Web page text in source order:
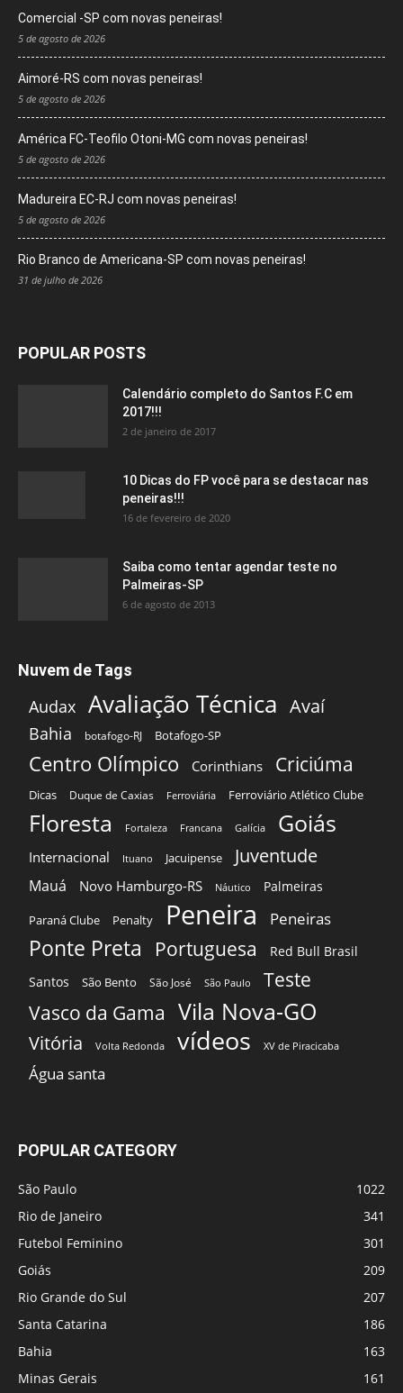
Comercial -SP com novas peneiras!
5 de agosto de 2026
Aimoré-RS com novas peneiras!
5 de agosto de 2026
América FC-Teofilo Otoni-MG com novas peneiras!
5 de agosto de 2026
Madureira EC-RJ com novas peneiras!
5 de agosto de 2026
Rio Branco de Americana-SP com novas peneiras!
31 de julho de 2026
POPULAR POSTS
Calendário completo do Santos F.C em
2017!!!
2 de janeiro de 2017
10 Dicas do FP você para se destacar nas
peneiras!!!
16 de fevereiro de 2020
Saiba como tentar agendar teste no
Palmeiras-SP
6 de agosto de 2013
Nuvem de Tags
Audax Avaliação Técnica Avaí
Bahia botafogo-RJ Botafogo-SP
Centro Olímpico Corinthians Criciúma
Dicas Duque de Caxias Ferroviária Ferroviário Atlético Clube
Floresta Fortaleza Francana Galícia Goiás
Internacional Ituano Jacuipense Juventude
Mauá Novo Hamburgo-RS Náutico Palmeiras
Paraná Clube Penalty Peneira Peneiras
Ponte Preta Portuguesa
Red Bull Brasil
Santos
São Bento São José São Paulo Teste
Vasco da Gama Vila Nova-GO
Vitória Volta Redonda vídeos XV de Piracicaba
Água santa
POPULAR CATEGORY
São Paulo
1022
Rio de Janeiro
341
Futebol Feminino
301
Goiás
209
Rio Grande do Sul
207
Santa Catarina
186
Bahia
163
Minas Gerais
161